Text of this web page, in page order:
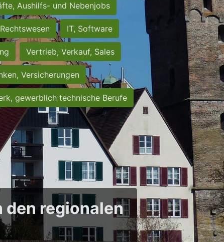
Aushilfs- und Nebenjobs
Rechtswesen IT, Software
Vertrieb, Verkauf, Sales
Versicherungen
gewerblich technische Berufe
den regionalen